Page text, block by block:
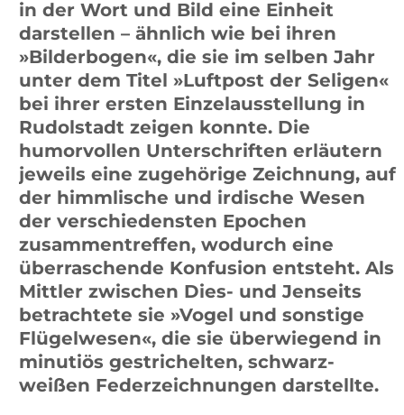
Lou Scheper-Berkenkamp und Joost Schmidt bei eineem
Kostümfest am Bauhaus, circa 1929. Unbekannter
Briefe an Marie-Luise
Betlheim 1922–1936